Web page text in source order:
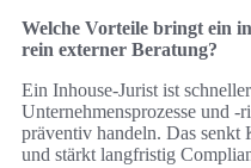
Welche Vorteile bringt ein
rein externer Beratung?
Ein Inhouse‑Jurist ist
Unternehmensprozesse und
präventiv handeln. Das senkt
und stärkt langfristig